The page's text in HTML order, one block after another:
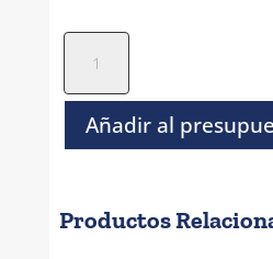
Roscada
Izquierda
Acme
1
2"
Añadir al
Productos